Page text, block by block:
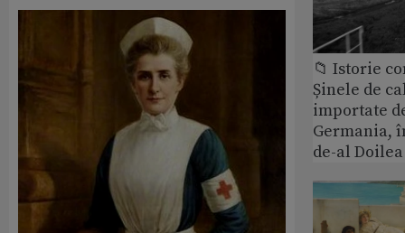
📁 Istorie
Șinele de
importate
Germania,
de-al